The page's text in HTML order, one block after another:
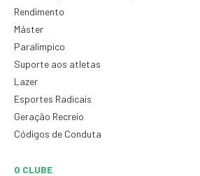
Rendimento
Máster
Paralímpico
Suporte aos atletas
Lazer
Esportes Radicais
Geração Recreio
Códigos de Conduta
O CLUBE